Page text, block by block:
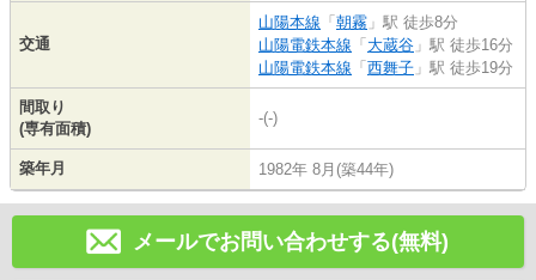
交通
山陽本線 「 朝霧 」駅 徒歩8分
山陽電鉄本線 「 大蔵谷 」駅 徒歩16分
山陽電鉄本線 「 西舞子 」駅 徒歩19分
間取り
(専有面積)
-(-)
築年月 1982年 8月(築44年)
メールでお問い合わせする(無料)